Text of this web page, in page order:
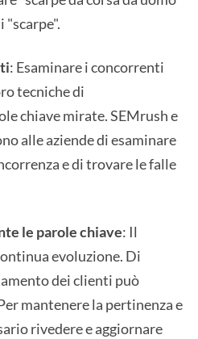
"scarpe".
: Esaminare i concorrenti
tecniche di
chiave mirate. SEMrush e
alle aziende di esaminare
e di trovare le falle
le parole chiave: Il
evoluzione. Di
dei clienti può
mantenere la pertinenza e
rivedere e aggiornare